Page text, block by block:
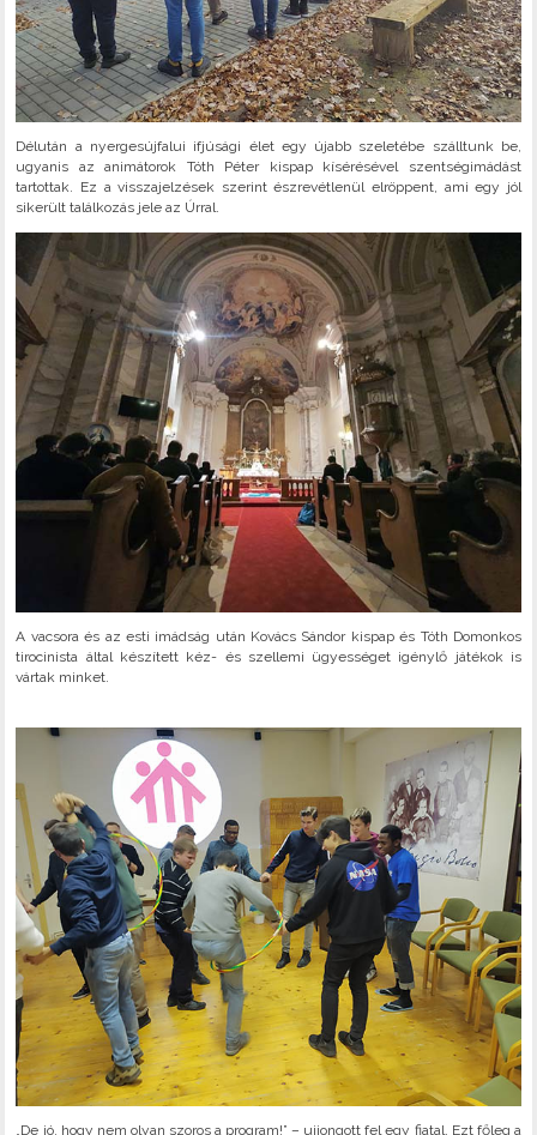
Délután a nyergesújfalui ifjúsági élet egy újabb szeletébe szálltunk be,
ugyanis az animátorok Tóth Péter kispap kísérésével szentségimádást
tartottak. Ez a visszajelzések szerint észrevétlenül elröppent, ami egy jól
sikerült találkozás jele az Úrral.
A vacsora és az esti imádság után Kovács Sándor kispap és Tóth Domonkos
tirocinista által készített kéz- és szellemi ügyességet igénylő játékok is
vártak minket.
„De jó, hogy nem olyan szoros a program!” – ujjongott fel egy fiatal. Ezt főleg a